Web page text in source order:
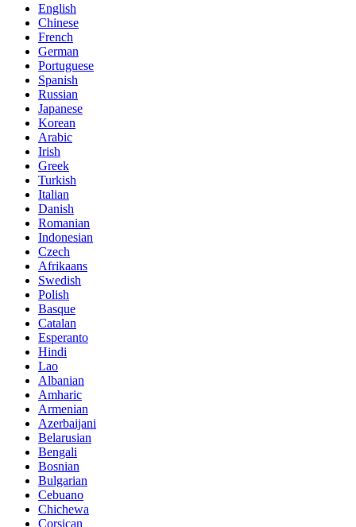
English
Chinese
French
German
Portuguese
Spanish
Russian
Japanese
Korean
Arabic
Irish
Greek
Turkish
Italian
Danish
Romanian
Indonesian
Czech
Afrikaans
Swedish
Polish
Basque
Catalan
Esperanto
Hindi
Lao
Albanian
Amharic
Armenian
Azerbaijani
Belarusian
Bengali
Bosnian
Bulgarian
Cebuano
Chichewa
Corsican